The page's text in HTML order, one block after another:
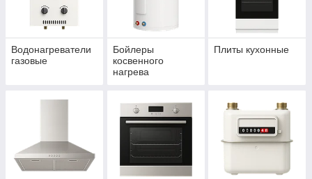
Водонагреватели
газовые
Бойлеры
косвенного
нагрева
Плиты кухонные